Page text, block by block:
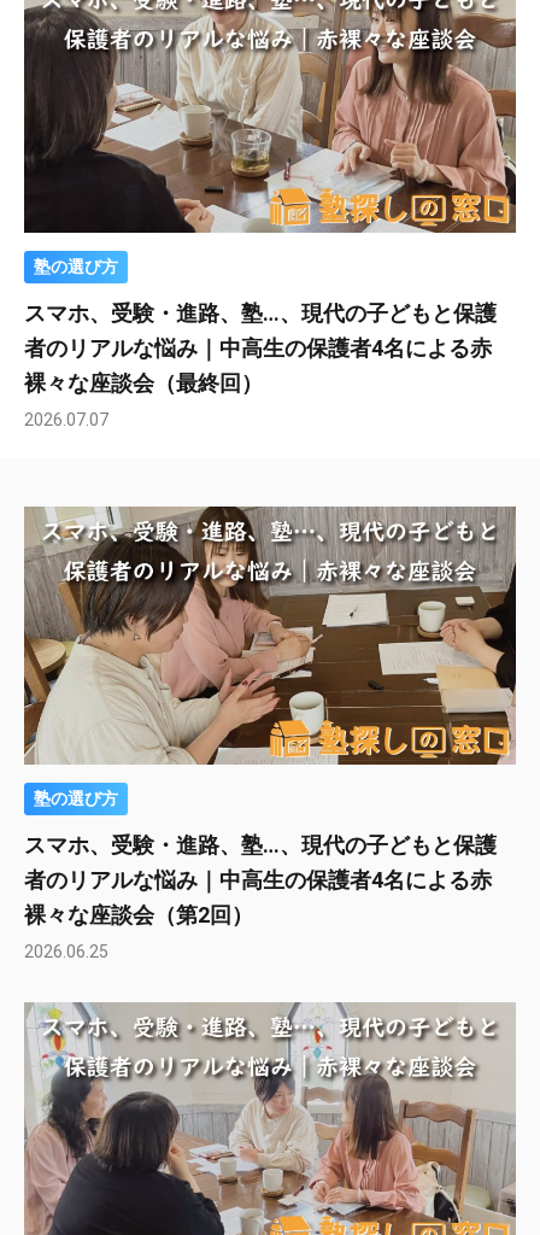
塾の選び方
スマホ、受験・進路、塾…、現代の子どもと保護
者のリアルな悩み｜中高生の保護者4名による赤
裸々な座談会（最終回）
2026.07.07
塾の選び方
スマホ、受験・進路、塾…、現代の子どもと保護
者のリアルな悩み｜中高生の保護者4名による赤
裸々な座談会（第2回）
2026.06.25